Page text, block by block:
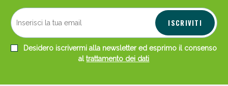
ISCRIVITI
Desidero iscrivermi alla newsletter ed esprimo il consenso
altrattamento dei dati